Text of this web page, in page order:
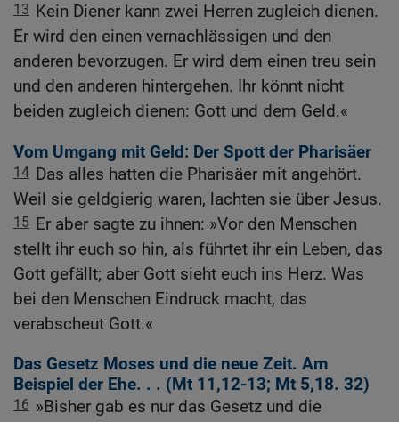
13 Kein Diener kann zwei Herren zugleich dienen.
Er wird den einen vernachlässigen und den
anderen bevorzugen. Er wird dem einen treu sein
und den anderen hintergehen. Ihr könnt nicht
beiden zugleich dienen: Gott und dem Geld.«
Vom Umgang mit Geld: Der Spott der Pharisäer
14 Das alles hatten die Pharisäer mit angehört.
Weil sie geldgierig waren, lachten sie über Jesus.
15 Er aber sagte zu ihnen: »Vor den Menschen
stellt ihr euch so hin, als führtet ihr ein Leben, das
Gott gefällt; aber Gott sieht euch ins Herz. Was
bei den Menschen Eindruck macht, das
verabscheut Gott.«
Das Gesetz Moses und die neue Zeit. Am
Beispiel der Ehe. . . (Mt 11,12-13; Mt 5,18. 32)
16 »Bisher gab es nur das Gesetz und die